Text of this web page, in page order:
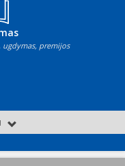
ugdymas, premijos